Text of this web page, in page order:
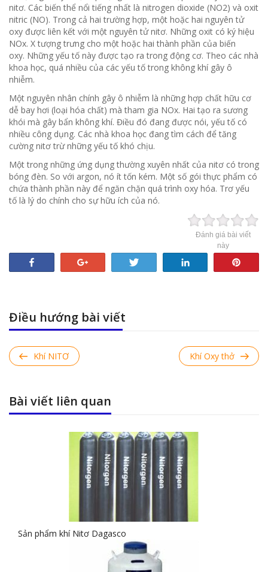
nitơ. Các biến thể nổi tiếng nhất là nitrogen dioxide (NO2) và oxit
nitric (NO). Trong cả hai trường hợp, một hoặc hai nguyên tử
oxy được liên kết với một nguyên tử nitơ. Những oxit có ký hiệu
NOx. X tượng trưng cho một hoặc hai thành phần của biến
oxy. Những yếu tố này được tạo ra trong động cơ. Theo các nhà
khoa học, quá nhiều của các yếu tố trong không khí gây ô
nhiễm.
Một nguyên nhân chính gây ô nhiễm là những hợp chất hữu cơ
dễ bay hơi (loại hóa chất) mà tham gia NOx. Hai tạo ra sương
khói mà gây bẩn không khí. Điều đó đang được nói, yếu tố có
nhiều công dụng. Các nhà khoa học đang tìm cách để tăng
cường nitơ trừ những yếu tố khó chịu.
Một trong những ứng dụng thường xuyên nhất của nitơ có trong
bóng đèn. So với argon, nó ít tốn kém. Một số gói thực phẩm có
chứa thành phần này để ngăn chặn quá trình oxy hóa. Trơ yếu
tố là lý do chính cho sự hữu ích của nó.
Đánh giá bài viết
này
Điều hướng bài viết
Previous
Post
Khí NITƠ
Next
Post
Khí Oxy thở
Bài viết liên quan
Sản phẩm khí Nitơ Dagasco